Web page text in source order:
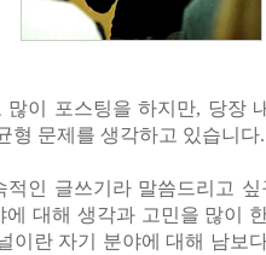
많이 포스팅을 하지만, 당장
형 문제를 생각하고 있습니다.
적인 글쓰기라 말씀드리고
대해 생각과 고민을 많이
이란 자기 분야에 대해 남보